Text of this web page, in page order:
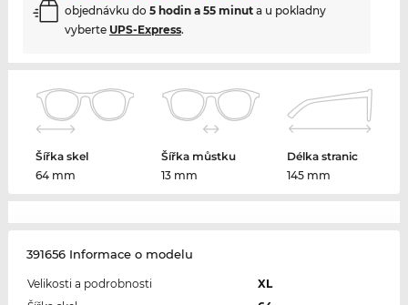
objednávku do 5 hodin a 55 minuta u pokladny
vyberte UPS-Express.
Šířka skel
64 mm
Šířka můstku
13 mm
Délka stranic
145 mm
391656 Informace o modelu
Velikosti a podrobnosti
XL